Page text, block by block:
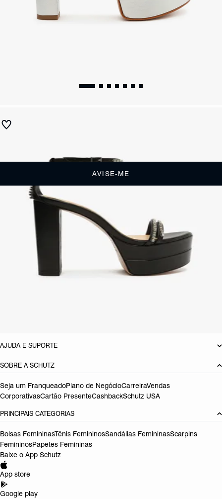
AVISE-ME
DESCRIÇÃO
Superglamourosa, essa meia pata dourada aparece com linhas
delicadas e tiras superfinas, match perfeito para o seu shape robusto.
É a aposta certa para looks noite cheios de personalidade. Arrase!
CARACTERÍSTICAS
Material: Couro
AJUDA E SUPORTE
SOBRE A SCHUTZ
Seja um FranqueadoPlano de NegócioCarreiraVendas
CorporativasCartão PresenteCashbackSchutz USA
PRINCIPAIS CATEGORIAS
Bolsas FemininasTênis FemininosSandálias FemininasScarpins
FemininosPapetes Femininas
Baixe o App Schutz
App store
Google play